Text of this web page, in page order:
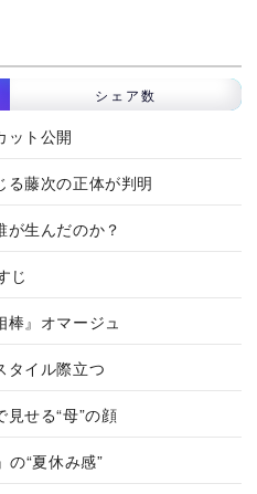
シェア数
ット公開
る藤次の正体が判明
が生んだのか？
じ
』オマージュ
タイル際立つ
せる“母”の顔
の“夏休み感”